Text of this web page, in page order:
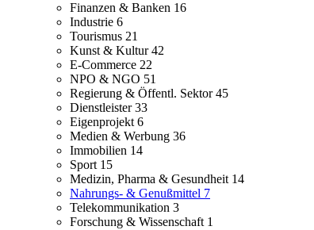
Finanzen & Banken 16
Industrie 6
Tourismus 21
Kunst & Kultur42
E-Commerce 22
NPO & NGO 51
Regierung & Öffentl. Sektor45
Dienstleister33
Eigenprojekt 6
Medien & Werbung 36
Immobilien 14
Sport 15
Medizin, Pharma & Gesundheit 14
Nahrungs- & Genußmittel 7
Telekommunikation 3
Forschung & Wissenschaft 1